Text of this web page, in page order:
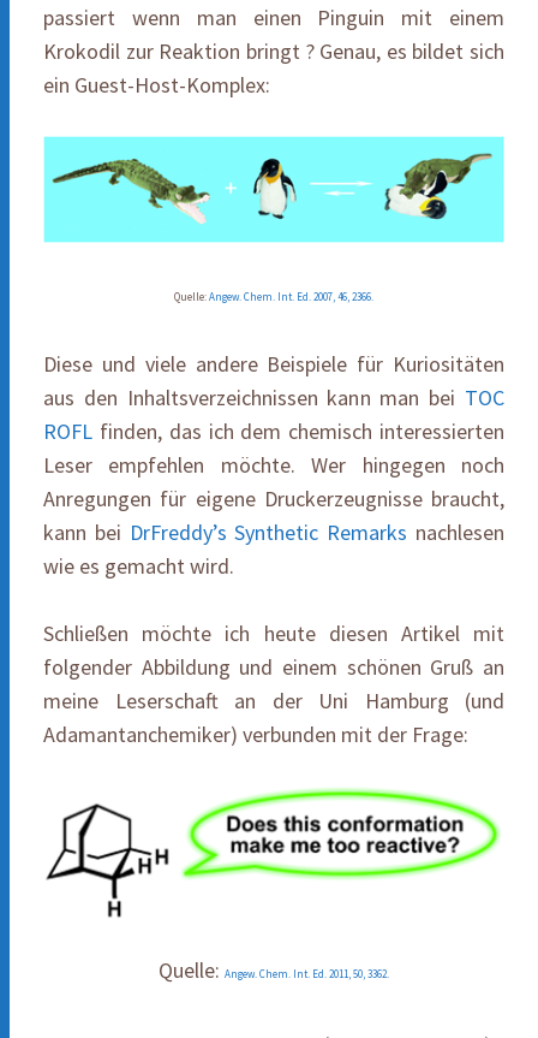
passiert wenn man einen Pinguin mit einem
Krokodil zur Reaktion bringt ? Genau, es bildet sich
ein Guest-Host-Komplex:
Quelle:Angew. Chem. Int. Ed. 2007, 46, 2366.
Diese und viele andere Beispiele für Kuriositäten
aus den Inhaltsverzeichnissen kann man bei TOC
ROFL finden, das ich dem chemisch interessierten
Leser empfehlen möchte. Wer hingegen noch
Anregungen für eigene Druckerzeugnisse braucht,
kann bei DrFreddy’s Synthetic Remarks nachlesen
wie es gemacht wird.
Schließen möchte ich heute diesen Artikel mit
folgender Abbildung und einem schönen Gruß an
meine Leserschaft an der Uni Hamburg (und
Adamantanchemiker) verbunden mit der Frage:
Quelle: Angew. Chem. Int. Ed. 2011, 50, 3362.